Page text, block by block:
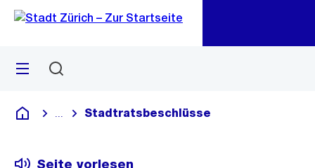
Navigation
Sprunglink
Menü
Deutsch
Blende alle Breadcrumbs ein
Stadtratsbeschlüsse
Seite vorlesen